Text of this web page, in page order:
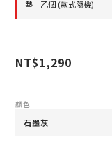
墊」乙個 (款式隨機)
NT$1,290
顏色